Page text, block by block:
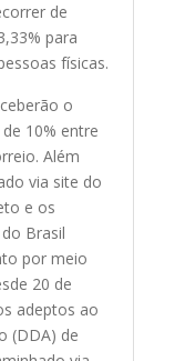
de
para
físicas.
o
10% entre
Além
via site do
e os
Brasil
por meio
20 de
adeptos ao
(DDA) de